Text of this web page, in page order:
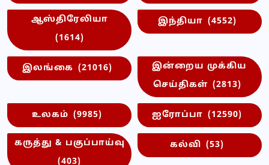
ஆஸ்திரேலியா
(1614)
இந்தியா (4552)
இலங்கை (21016)
இன்றைய முக்கிய
செய்திகள் (2813)
உலகம் (9985) ஐரோப்பா (12590)
கருத்து & பகுப்பாய்வு
(403)
கல்வி (53)